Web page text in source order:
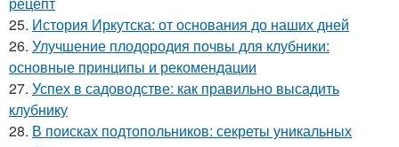
25. История Иркутска: от основания до наших дней
26. Улучшение плодородия почвы для клубники:
основные принципы и рекомендации
27. Успех в садоводстве: как правильно высадить
клубнику
28. В поисках подтопольников: секреты уникальных